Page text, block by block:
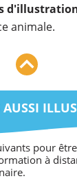
animale.
pour
à